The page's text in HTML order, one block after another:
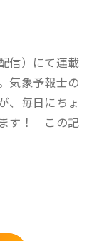
信）にて連載
気象予報士の
、毎日にちょ
す！ この記